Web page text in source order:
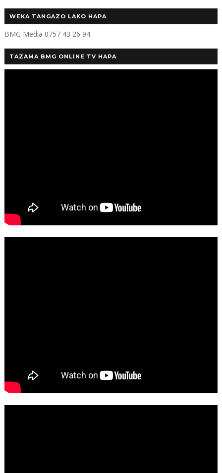
WEKA TANGAZO LAKO HAPA
BMG Media 0757 43 26 94
TAZAMA BMG ONLINE TV HAPA